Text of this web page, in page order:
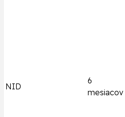
NID
6
mesiacov